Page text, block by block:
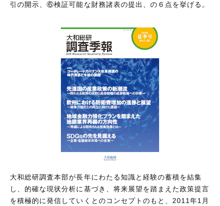
引の開示、⑥検証可能な財務諸表の提出、の６点を挙げる。
大和総研調査本部が長年にわたる知識と経験の蓄積を結集
し、的確な現状分析に基づき、将来展望を踏まえた政策提言
を積極的に発信していくとのコンセプトのもと、2011年1月